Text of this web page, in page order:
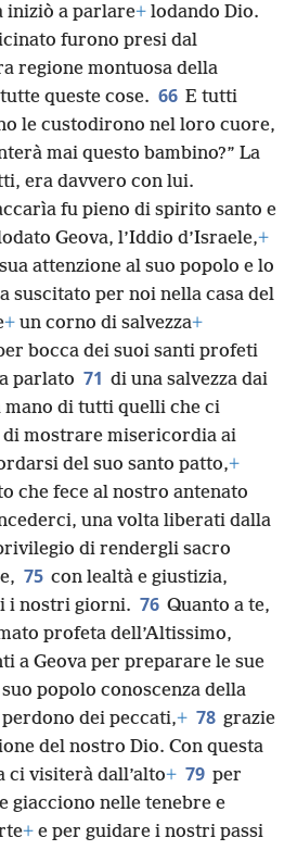
iniziò a parlare+ lodando Dio.
furono presi dal
regione montuosa della
queste cose. 66 E tutti
le custodirono nel loro cuore,
mai questo bambino?” La
era davvero con lui.
fu pieno di spirito santo e
Geova, l’Iddio d’Israele,+
attenzione al suo popolo e lo
suscitato per noi nella casa del
+ un corno di salvezza+
bocca dei suoi santi profeti
parlato 71 di una salvezza dai
di tutti quelli che ci
di mostrare misericordia ai
del suo santo patto,+
che fece al nostro antenato
una volta liberati dalla
di rendergli sacro
75 con lealtà e giustizia,
i nostri giorni. 76 Quanto a te,
profeta dell’Altissimo,
a Geova per preparare le sue
popolo conoscenza della
dei peccati,+ 78 grazie
del nostro Dio. Con questa
ci visiterà dall’alto+ 79 per
giacciono nelle tenebre e
+ e per guidare i nostri passi